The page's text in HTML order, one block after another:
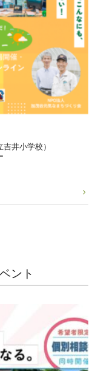
井小学校）
ント